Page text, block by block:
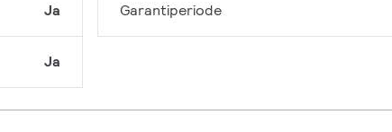
Ja
Ja
Garantiperiode